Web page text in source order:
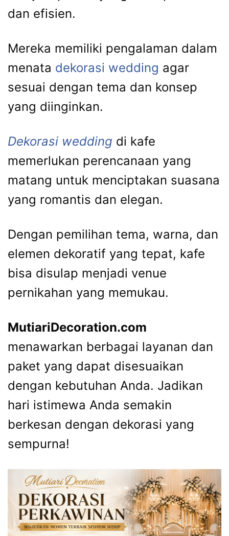
dan efisien.
Mereka memiliki pengalaman dalam
menata dekorasi wedding agar
sesuai dengan tema dan konsep
yang diinginkan.
Dekorasi wedding di kafe
memerlukan perencanaan yang
matang untuk menciptakan suasana
yang romantis dan elegan.
Dengan pemilihan tema, warna, dan
elemen dekoratif yang tepat, kafe
bisa disulap menjadi venue
pernikahan yang memukau.
MutiariDecoration.com
menawarkan berbagai layanan dan
paket yang dapat disesuaikan
dengan kebutuhan Anda. Jadikan
hari istimewa Anda semakin
berkesan dengan dekorasi yang
sempurna!